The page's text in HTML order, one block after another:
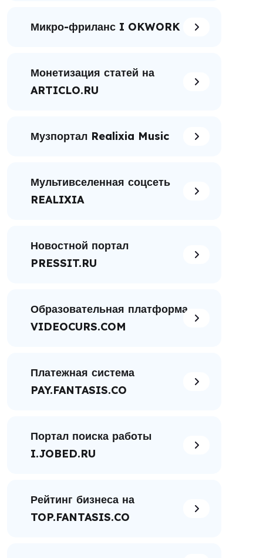
Микро-фриланс I OKWORK
Монетизация статей на
ARTICLO.RU
Музпортал Realixia Music
Мультивселенная соцсеть
REALIXIA
Новостной портал
PRESSIT.RU
Образовательная платформа
VIDEOCURS.COM
Платежная система
PAY.FANTASIS.CO
Портал поиска работы
I.JOBED.RU
Рейтинг бизнеса на
TOP.FANTASIS.CO